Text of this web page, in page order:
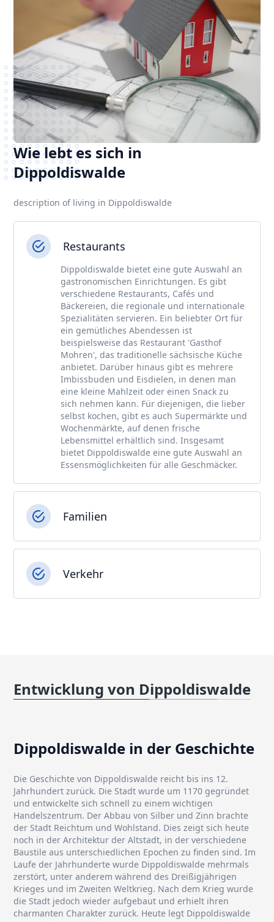
Wie lebt es sich in
Dippoldiswalde
description of living in Dippoldiswalde
Restaurants
Dippoldiswalde bietet eine gute Auswahl an
gastronomischen Einrichtungen. Es gibt
verschiedene Restaurants, Cafés und
Bäckereien, die regionale und internationale
Spezialitäten servieren. Ein beliebter Ort für
ein gemütliches Abendessen ist
beispielsweise das Restaurant 'Gasthof
Mohren', das traditionelle sächsische Küche
anbietet. Darüber hinaus gibt es mehrere
Imbissbuden und Eisdielen, in denen man
eine kleine Mahlzeit oder einen Snack zu
sich nehmen kann. Für diejenigen, die lieber
selbst kochen, gibt es auch Supermärkte und
Wochenmärkte, auf denen frische
Lebensmittel erhältlich sind. Insgesamt
bietet Dippoldiswalde eine gute Auswahl an
Essensmöglichkeiten für alle Geschmäcker.
Familien
Verkehr
Entwicklung von Dippoldiswalde
Dippoldiswalde in der Geschichte
Die Geschichte von Dippoldiswalde reicht bis ins 12.
Jahrhundert zurück. Die Stadt wurde um 1170 gegründet
und entwickelte sich schnell zu einem wichtigen
Handelszentrum. Der Abbau von Silber und Zinn brachte
der Stadt Reichtum und Wohlstand. Dies zeigt sich heute
noch in der Architektur der Altstadt, in der verschiedene
Baustile aus unterschiedlichen Epochen zu finden sind. Im
Laufe der Jahrhunderte wurde Dippoldiswalde mehrmals
zerstört, unter anderem während des Dreißigjährigen
Krieges und im Zweiten Weltkrieg. Nach dem Krieg wurde
die Stadt jedoch wieder aufgebaut und erhielt ihren
charmanten Charakter zurück. Heute legt Dippoldiswalde